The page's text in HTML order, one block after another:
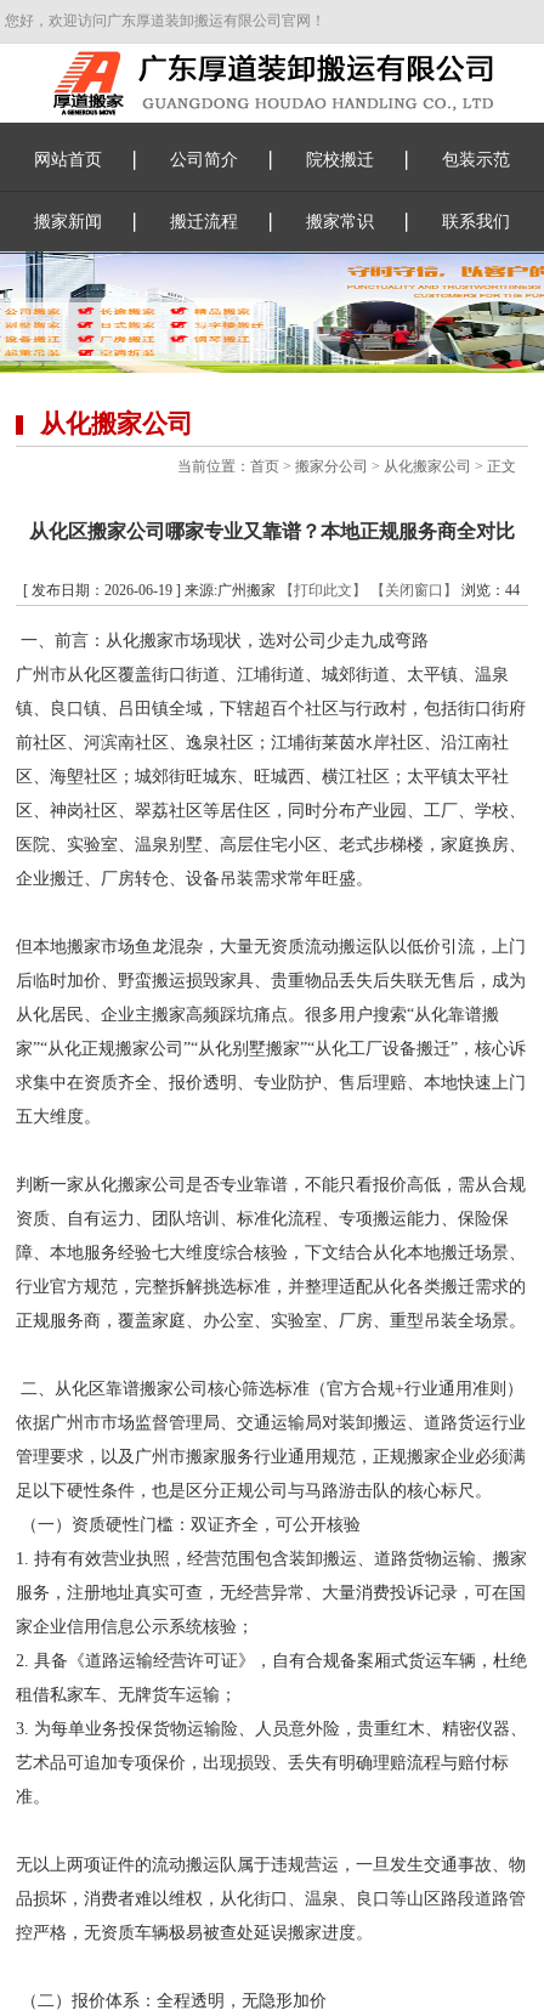
您好，欢迎访问广东厚道装卸搬运有限公司官网！
网站首页 公司简介 院校搬迁 包装示范
搬家新闻 搬迁流程 搬家常识 联系我们
从化搬家公司
当前位置： 首页> 搬家分公司 > 从化搬家公司 > 正文
从化区搬家公司哪家专业又靠谱？本地正规服务商全对比
[ 发布日期：2026-06-19 ] 来源:广州搬家 【打印此文】 【关闭窗口】 浏览：44
一、前言：从化搬家市场现状，选对公司少走九成弯路
广州市从化区覆盖街口街道、江埔街道、城郊街道、太平镇、温泉
镇、良口镇、吕田镇全域，下辖超百个社区与行政村，包括街口街府
前社区、河滨南社区、逸泉社区；江埔街莱茵水岸社区、沿江南社
区、海塱社区；城郊街旺城东、旺城西、横江社区；太平镇太平社
区、神岗社区、翠荔社区等居住区，同时分布产业园、工厂、学校、
医院、实验室、温泉别墅、高层住宅小区、老式步梯楼，家庭换房、
企业搬迁、厂房转仓、设备吊装需求常年旺盛。
但本地搬家市场鱼龙混杂，大量无资质流动搬运队以低价引流，上门
后临时加价、野蛮搬运损毁家具、贵重物品丢失后失联无售后，成为
从化居民、企业主搬家高频踩坑痛点。很多用户搜索“从化靠谱搬
家”“从化正规搬家公司”“从化别墅搬家”“从化工厂设备搬迁”，核心诉
求集中在资质齐全、报价透明、专业防护、售后理赔、本地快速上门
五大维度。
判断一家从化搬家公司是否专业靠谱，不能只看报价高低，需从合规
资质、自有运力、团队培训、标准化流程、专项搬运能力、保险保
障、本地服务经验七大维度综合核验，下文结合从化本地搬迁场景、
行业官方规范，完整拆解挑选标准，并整理适配从化各类搬迁需求的
正规服务商，覆盖家庭、办公室、实验室、厂房、重型吊装全场景。
二、从化区靠谱搬家公司核心筛选标准（官方合规+行业通用准则）
依据广州市市场监督管理局、交通运输局对装卸搬运、道路货运行业
管理要求，以及广州市搬家服务行业通用规范，正规搬家企业必须满
足以下硬性条件，也是区分正规公司与马路游击队的核心标尺。
（一）资质硬性门槛：双证齐全，可公开核验
1. 持有有效营业执照，经营范围包含装卸搬运、道路货物运输、搬家
服务，注册地址真实可查，无经营异常、大量消费投诉记录，可在国
家企业信用信息公示系统核验；
2. 具备《道路运输经营许可证》，自有合规备案厢式货运车辆，杜绝
租借私家车、无牌货车运输；
3. 为每单业务投保货物运输险、人员意外险，贵重红木、精密仪器、
艺术品可追加专项保价，出现损毁、丢失有明确理赔流程与赔付标
准。
无以上两项证件的流动搬运队属于违规营运，一旦发生交通事故、物
品损坏，消费者难以维权，从化街口、温泉、良口等山区路段道路管
控严格，无资质车辆极易被查处延误搬家进度。
（二）报价体系：全程透明，无隐形加价